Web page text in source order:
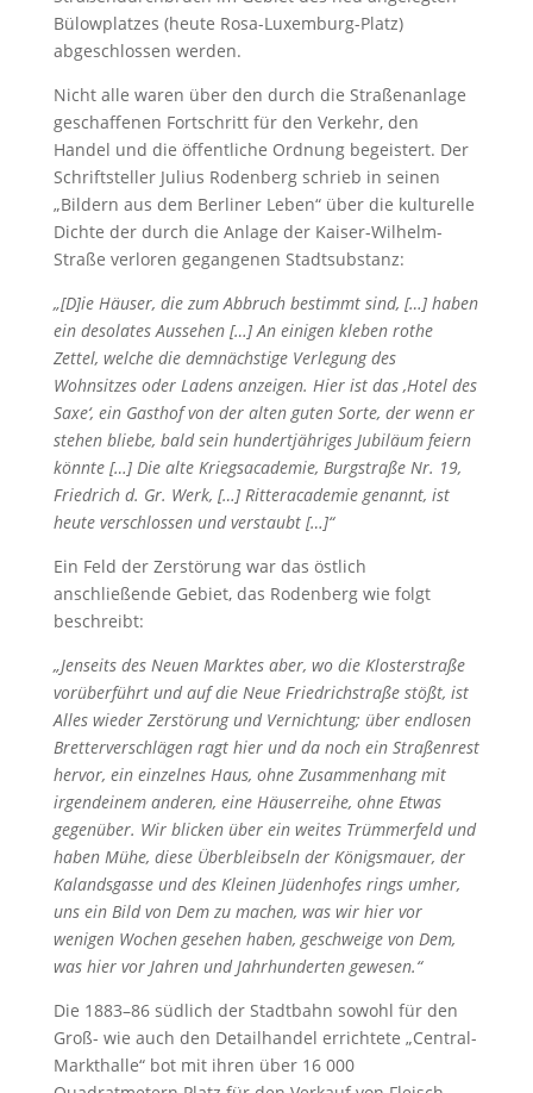
Bülowplatzes (heute Rosa-Luxemburg-Platz)
abgeschlossen werden.
Nicht alle waren über den durch die Straßenanlage
geschaffenen Fortschritt für den Verkehr, den
Handel und die öffentliche Ordnung begeistert. Der
Schriftsteller Julius Rodenberg schrieb in seinen
„Bildern aus dem Berliner Leben“ über die kulturelle
Dichte der durch die Anlage der Kaiser-Wilhelm-
Straße verloren gegangenen Stadtsubstanz:
„[D]ie Häuser, die zum Abbruch bestimmt sind, […] haben
ein desolates Aussehen […] An einigen kleben rothe
Zettel, welche die demnächstige Verlegung des
Wohnsitzes oder Ladens anzeigen. Hier ist das ‚Hotel des
Saxe‘, ein Gasthof von der alten guten Sorte, der wenn er
stehen bliebe, bald sein hundertjähriges Jubiläum feiern
könnte […] Die alte Kriegsacademie, Burgstraße Nr. 19,
Friedrich d. Gr. Werk, […] Ritteracademie genannt, ist
heute verschlossen und verstaubt […]“
Ein Feld der Zerstörung war das östlich
anschließende Gebiet, das Rodenberg wie folgt
beschreibt:
„Jenseits des Neuen Marktes aber, wo die Klosterstraße
vorüberführt und auf die Neue Friedrichstraße stößt, ist
Alles wieder Zerstörung und Vernichtung; über endlosen
Bretterverschlägen ragt hier und da noch ein Straßenrest
hervor, ein einzelnes Haus, ohne Zusammenhang mit
irgendeinem anderen, eine Häuserreihe, ohne Etwas
gegenüber. Wir blicken über ein weites Trümmerfeld und
haben Mühe, diese Überbleibseln der Königsmauer, der
Kalandsgasse und des Kleinen Jüdenhofes rings umher,
uns ein Bild von Dem zu machen, was wir hier vor
wenigen Wochen gesehen haben, geschweige von Dem,
was hier vor Jahren und Jahrhunderten gewesen.“
Die 1883–86 südlich der Stadtbahn sowohl für den
Groß- wie auch den Detailhandel errichtete „Central-
Markthalle“ bot mit ihren über 16 000